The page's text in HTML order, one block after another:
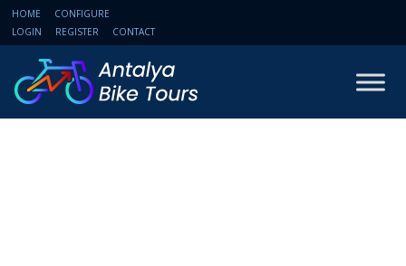
HOME
CONFIGURE
LOGIN
REGISTER CONTACT